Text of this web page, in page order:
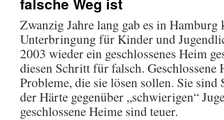
Zwanzig Jahre lang gab es in Hamburg
Unterbringung für Kinder und
2003 wieder ein geschlossenes Heim
diesen Schritt für falsch. Geschlossene
Probleme, die sie lösen sollen. Sie
der Härte gegenüber „schwierigen“
geschlossene Heime sind teuer.